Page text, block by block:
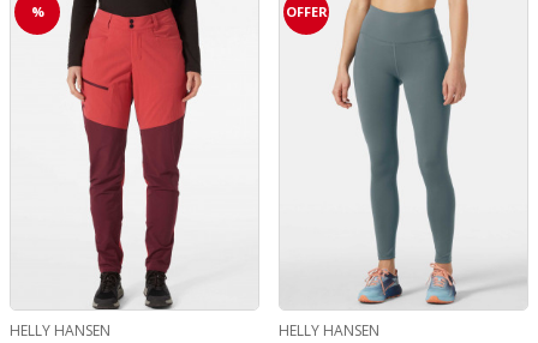
%
HELLY HANSEN
OFFER
HELLY HANSEN